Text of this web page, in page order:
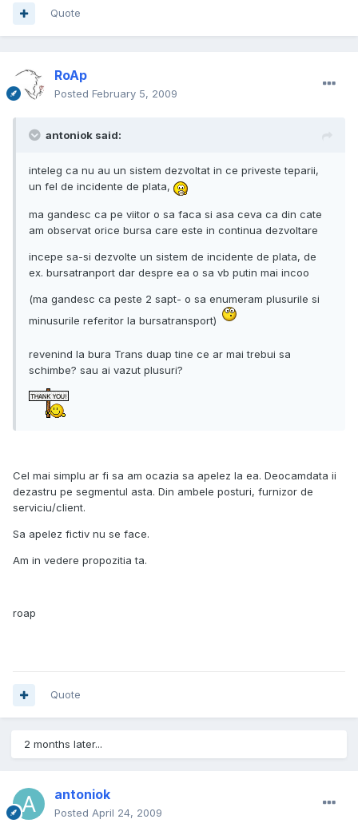
Quote
RoAp
Posted February 5, 2009
antoniok said:
inteleg ca nu au un sistem dezvoltat in ce priveste teparii,
un fel de incidente de plata,
ma gandesc ca pe viitor o sa faca si asa ceva ca din cate
am observat orice bursa care este in continua dezvoltare
incepe sa-si dezvolte un sistem de incidente de plata, de
ex. bursatranport dar despre ea o sa vb putin mai incoo
(ma gandesc ca peste 2 sapt- o sa enumeram plusurile si
minusurile referitor la bursatransport)
revenind la bura Trans duap tine ce ar mai trebui sa
schimbe? sau ai vazut plusuri?
Cel mai simplu ar fi sa am ocazia sa apelez la ea. Deocamdata ii
dezastru pe segmentul asta. Din ambele posturi, furnizor de
serviciu/client.
Sa apelez fictiv nu se face.
Am in vedere propozitia ta.
roap
Quote
2 months later...
antoniok
Posted April 24, 2009